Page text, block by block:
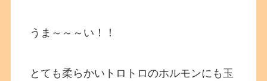
うま～～～い！！
とても柔らかいトロトロのホルモンにも玉